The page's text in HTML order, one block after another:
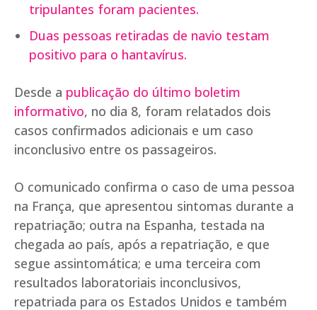
tripulantes foram pacientes.
Duas pessoas retiradas de navio testam
positivo para o hantavírus.
Desde a publicação do último boletim
informativo, no dia 8, foram relatados dois
casos confirmados adicionais e um caso
inconclusivo entre os passageiros.
O comunicado confirma o caso de uma pessoa
na França, que apresentou sintomas durante a
repatriação; outra na Espanha, testada na
chegada ao país, após a repatriação, e que
segue assintomática; e uma terceira com
resultados laboratoriais inconclusivos,
repatriada para os Estados Unidos e também